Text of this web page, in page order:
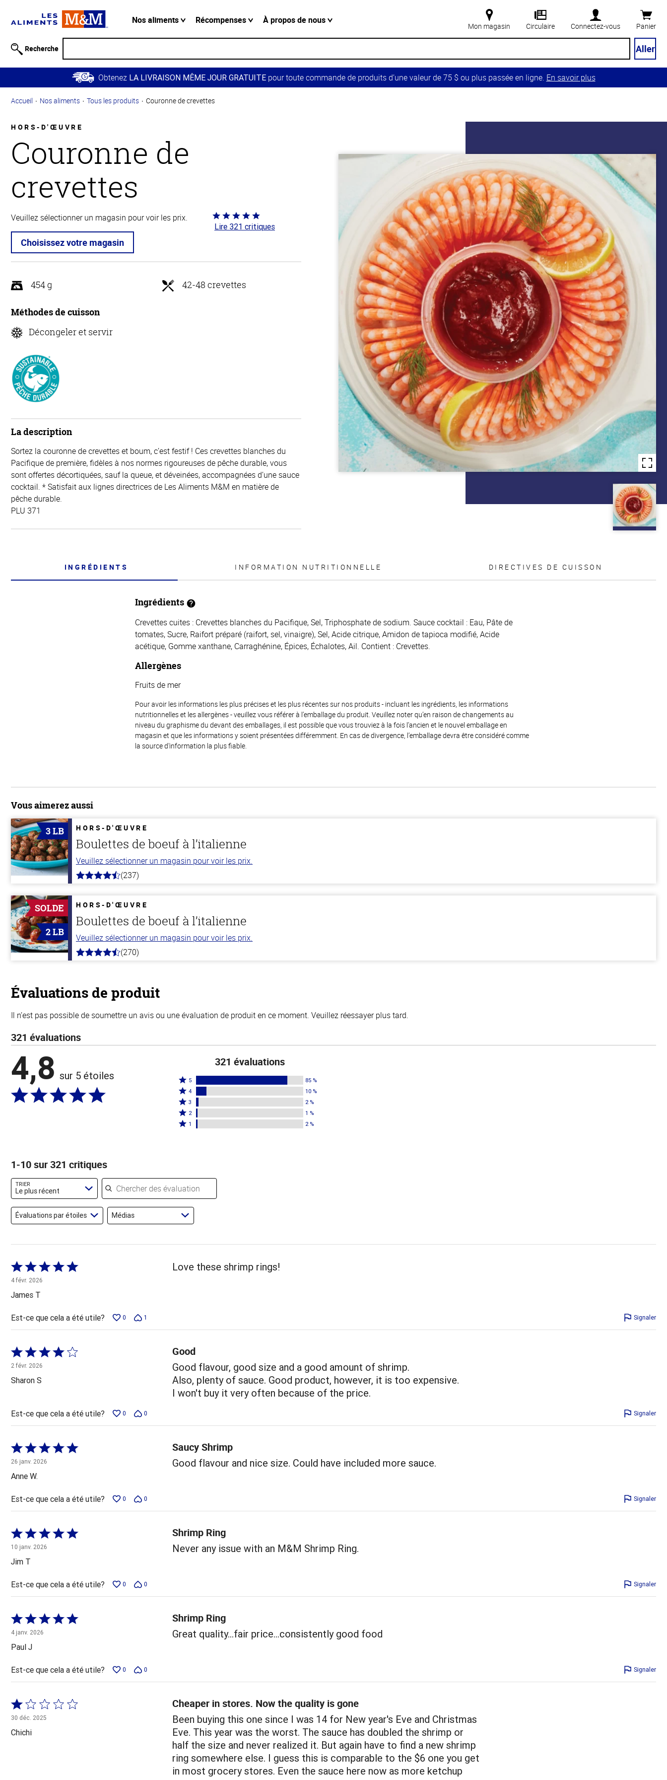
relative à
Passer
contenu
Retour à
principale
Nos aliments Récompenses À propos de nous
Mon magasin Circulaire Connectez-vous Panier
Recherche Aller
Obtenez LA LIVRAISON MÊME JOUR GRATUITEpour toute commande de produits d’une valeur de 75 $ ou plus passée en ligne. En savoir plus
Accueil Nos aliments Tous les produits Couronne de crevettes
HORS-D'ŒUVRE
Couronne de
crevettes
Veuillez sélectionner un magasin pour voir les prix.
Choisissez votre magasin
Coté
4.8 sur
Lire 321 critiques
454 g 42-48 crevettes
Méthodes de cuisson
Décongeler et servir
La description
Sortez la couronne de crevettes et boum, c’est festif ! Ces crevettes blanches du
Pacifique de première, fidèles à nos normes rigoureuses de pêche durable, vous
sont offertes décortiquées, sauf la queue, et déveinées, accompagnées d’une sauce
cocktail. * Satisfait aux lignes directrices de Les Aliments M&M en matière de
pêche durable.
PLU 371
INGRÉDIENTS INFORMATION NUTRITIONNELLE DIRECTIVES DE CUISSON
Ingrédients
Crevettes cuites : Crevettes blanches du Pacifique, Sel, Triphosphate de sodium. Sauce cocktail : Eau, Pâte de
tomates, Sucre, Raifort préparé (raifort, sel, vinaigre), Sel, Acide citrique, Amidon de tapioca modifié, Acide
acétique, Gomme xanthane, Carraghénine, Épices, Échalotes, Ail. Contient : Crevettes.
Allergènes
Fruits de mer
Pour avoir les informations les plus précises et les plus récentes sur nos produits - incluant les ingrédients, les informations
nutritionnelles et les allergènes - veuillez vous référer à l’emballage du produit. Veuillez noter qu’en raison de changements au
niveau du graphisme du devant des emballages, il est possible que vous trouviez à la fois l’ancien et le nouvel emballage en
magasin et que les informations y soient présentées différemment. En cas de divergence, l’emballage devra être considéré comme
la source d'information la plus fiable.
Vous aimerez aussi
3 LB HORS-D'ŒUVRE
Boulettes de boeuf à l’italienne
Veuillez sélectionner un magasin pour voir les prix.
4.6
5
stars
(237)
SOLDE
2 LB
HORS-D'ŒUVRE
Boulettes de boeuf à l’italienne
Veuillez sélectionner un magasin pour voir les prix.
4.5
(270)
Évaluations de produit
Il n’est pas possible de soumettre un avis ou une évaluation de produit en ce moment. Veuillez réessayer plus tard.
321 évaluations
4,8 sur 5 étoiles
321 évaluations
Coté
5
étoiles
par
85 %
5 85 %
Coté
4
étoiles
par
4 10 %
Coté
3
étoiles
3 2 %
Coté
2
évaluateurs
2 1 %
Coté1 2 %
1-10 sur 321 critiques
TRIER
Le plus récent
Chercher des évaluations
Évaluations par étoiles Médias
Coté
5 sur
5
4 févr. 2026
James T
Love these shrimp rings!
Est-ce que cela a été utile? 0 1 Signaler
Coté
4 sur
5
2 févr. 2026
Sharon S
Good
Good flavour, good size and a good amount of shrimp.
Also, plenty of sauce. Good product, however, it is too expensive.
I won't buy it very often because of the price.
Est-ce que cela a été utile? 0 0 Signaler
Coté
5 sur
5
26 janv. 2026
Anne W.
Saucy Shrimp
Good flavour and nice size. Could have included more sauce.
Est-ce que cela a été utile? 0 0 Signaler
Coté
5 sur
5
10 janv. 2026
Jim T
Shrimp Ring
Never any issue with an M&M Shrimp Ring.
Est-ce que cela a été utile? 0 0 Signaler
Coté
5 sur
5
4 janv. 2026
Paul J
Shrimp Ring
Great quality...fair price...consistently good food
Est-ce que cela a été utile? 0 0 Signaler
Coté
1 sur
5
30 déc. 2025
Chichi
Cheaper in stores. Now the quality is gone
Been buying this one since I was 14 for New year's Eve and Christmas
Eve. This year was the worst. The sauce has doubled the shrimp or
half the size and never realized it. But again have to find a new shrimp
ring somewhere else. I guess this is comparable to the $6 one you get
in most grocery stores. Even the sauce here now as more ketchup